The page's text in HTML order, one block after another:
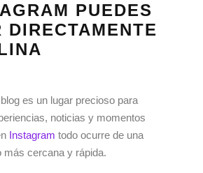
PUEDES
DIRECTAMENTE
es un lugar precioso para
noticias y momentos
Instagram todo ocurre de una
más cercana y rápida.